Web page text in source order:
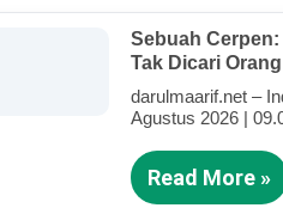
Sebuah Cerpen:
Tak Dicari Orang
darulmaarif.net –
Agustus 2026 |
Read More »